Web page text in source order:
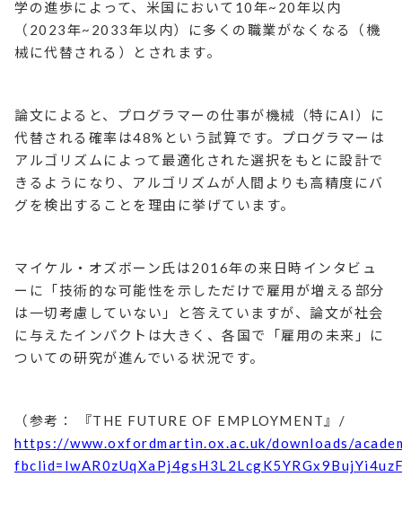
学の進歩によって、米国において10年~20年以内
（2023年~2033年以内）に多くの職業がなくなる（機
械に代替される）とされます。
論文によると、プログラマーの仕事が機械（特にAI）に
代替される確率は48%という試算です。プログラマーは
アルゴリズムによって最適化された選択をもとに設計で
きるようになり、アルゴリズムが人間よりも高精度にバ
グを検出することを理由に挙げています。
マイケル・オズボーン氏は2016年の来日時インタビュ
ーに「技術的な可能性を示しただけで雇用が増える部分
は一切考慮していない」と答えていますが、論文が社会
に与えたインパクトは大きく、各国で「雇用の未来」に
ついての研究が進んでいる状況です。
（参考： 『THE FUTURE OF EMPLOYMENT』/
https://www.oxfordmartin.ox.ac.uk/downloads/